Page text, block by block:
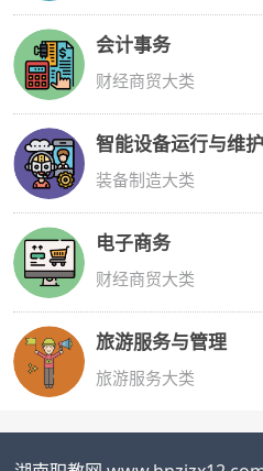
会计事务
财经商贸大类
智能设备运行与维护
装备制造大类
电子商务
财经商贸大类
旅游服务与管理
旅游服务大类